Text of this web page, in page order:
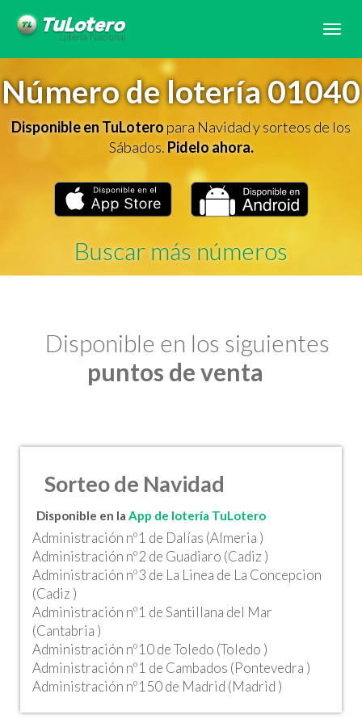
Número de lotería 01040
Disponible en TuLoteropara Navidad y sorteos de los
Sábados.Pidelo ahora.
Buscar más números
Disponible en los siguientes
puntos de venta
Sorteo de Navidad
Disponible en la App de lotería TuLotero
Administración nº1 de Dalías (Almeria )
Administración nº2 de Guadiaro (Cadiz )
Administración nº3 de La Linea de La Concepcion
(Cadiz )
Administración nº1 de Santillana del Mar
(Cantabria )
Administración nº10 de Toledo (Toledo )
Administración nº1 de Cambados (Pontevedra )
Administración nº150 de Madrid (Madrid )